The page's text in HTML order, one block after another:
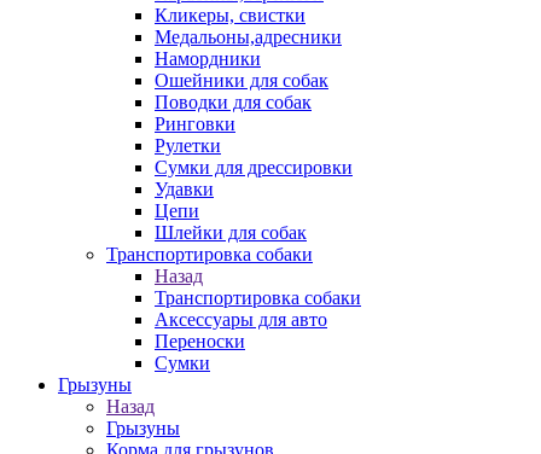
Кликеры, свистки
Медальоны,адресники
Намордники
Ошейники для собак
Поводки для собак
Ринговки
Рулетки
Сумки для дрессировки
Удавки
Цепи
Шлейки для собак
Транспортировка собаки
Назад
Транспортировка собаки
Аксессуары для авто
Переноски
Сумки
Грызуны
Назад
Грызуны
Корма для грызунов